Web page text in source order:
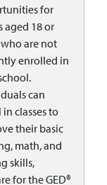
for
aged 18 or
are not
enrolled in
can
classes to
their basic
math, and
skills,
for the GED®